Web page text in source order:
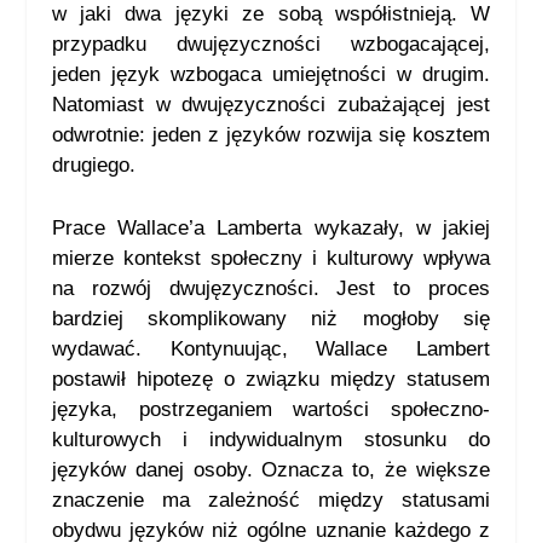
w jaki dwa języki ze sobą współistnieją. W
przypadku dwujęzyczności wzbogacającej,
jeden język wzbogaca umiejętności w drugim.
Natomiast w dwujęzyczności zubażającej jest
odwrotnie: jeden z języków rozwija się kosztem
drugiego.
Prace Wallace’a Lamberta wykazały, w jakiej
mierze kontekst społeczny i kulturowy wpływa
na rozwój dwujęzyczności. Jest to proces
bardziej skomplikowany niż mogłoby się
wydawać. Kontynuując, Wallace Lambert
postawił hipotezę o związku między statusem
języka, postrzeganiem wartości społeczno-
kulturowych i indywidualnym stosunku do
języków danej osoby. Oznacza to, że większe
znaczenie ma zależność między statusami
obydwu języków niż ogólne uznanie każdego z